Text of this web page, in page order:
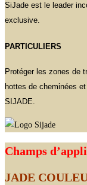
SiJade est le leader
exclusive.
PARTICULIERS
Protéger les zones de
hottes de cheminées
SIJADE.
Champs
JADE